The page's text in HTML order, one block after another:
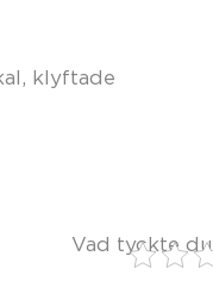
klyftade
Vad tyckte